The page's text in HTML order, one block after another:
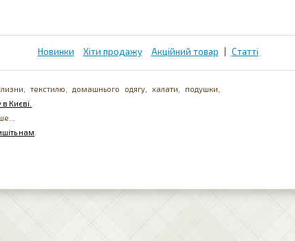
Новинки Хіти продажу Акційний товар Статті
текстилю, домашнього одягу, халати, подушки,
Києві.
нам